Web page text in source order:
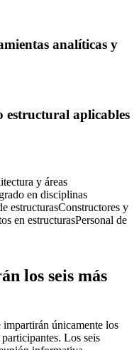
analíticas y
estructural aplicables
y áreas
en disciplinas
estructurasConstructores y
en estructurasPersonal de
los seis más
únicamente los
Los seis